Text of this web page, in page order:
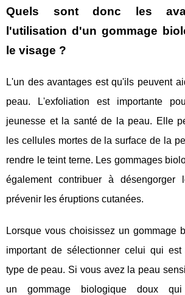
Quels sont donc les
l'utilisation d'un gommage
le visage ?
L'un des avantages est qu'ils peuvent
peau. L'exfoliation est importante
jeunesse et la santé de la peau. Elle
les cellules mortes de la surface de la
rendre le teint terne. Les gommages
également contribuer à
prévenir les éruptions cutanées.
Lorsque vous choisissez un gommage
important de sélectionner celui qui
type de peau. Si vous avez la peau
un gommage biologique doux